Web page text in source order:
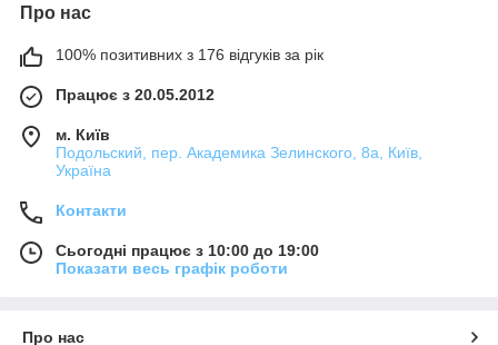
Про нас
100% позитивних з 176 відгуків за рік
Працює з 20.05.2012
м. Київ
Подольский, пер. Академика Зелинского, 8а, Київ,
Україна
Контакти
Сьогодні працює з 10:00 до 19:00
Показати весь графік роботи
Про нас